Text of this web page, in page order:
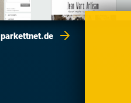
parkettnet.de